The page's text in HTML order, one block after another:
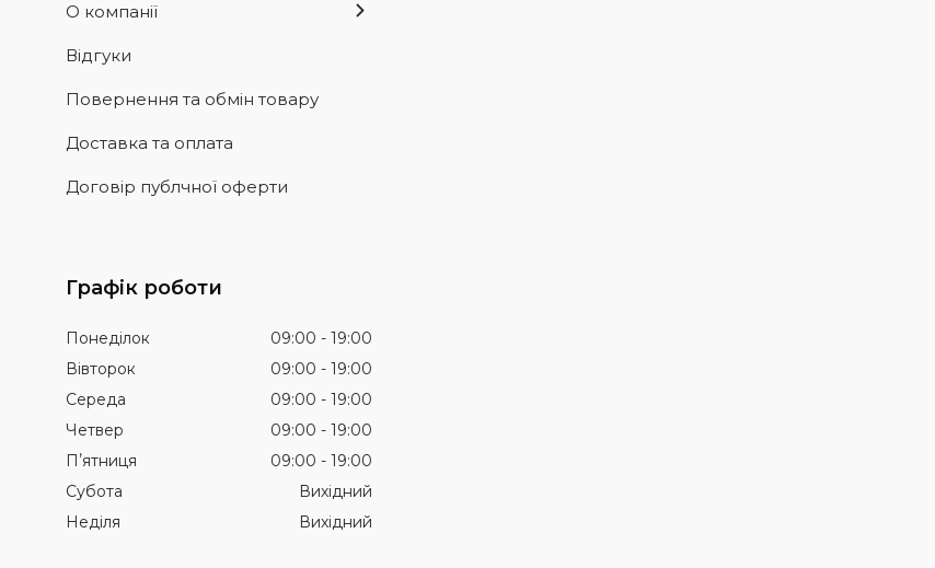
О компанії
Відгуки
Повернення та обмін товару
Доставка та оплата
Договір публчної оферти
Графік роботи
Понеділок 09:00
19:00
Вівторок
09:00
19:00
Середа
09:00
19:00
Четвер
09:00
19:00
Пʼятниця
09:00
19:00
Субота
Вихідний
Неділя
Вихідний